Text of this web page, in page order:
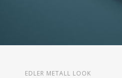
EDLER METALL LOOK